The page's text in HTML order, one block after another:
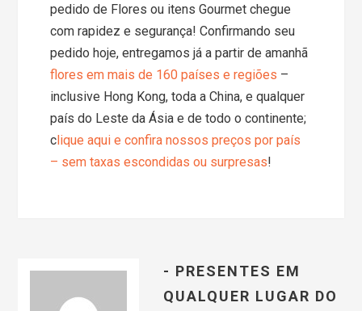
pedido de Flores ou itens Gourmet chegue
com rapidez e segurança! Confirmando seu
pedido hoje, entregamos já a partir de amanhã
flores em mais de 160 países e regiões –
inclusive Hong Kong, toda a China, e qualquer
país do Leste da Ásia e de todo o continente;
clique aqui e confira nossos preços por país
– sem taxas escondidas ou surpresas!
- PRESENTES EM
QUALQUER LUGAR DO